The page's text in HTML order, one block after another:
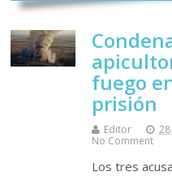
fuego
prisión
Editor
No Comment
Los tres